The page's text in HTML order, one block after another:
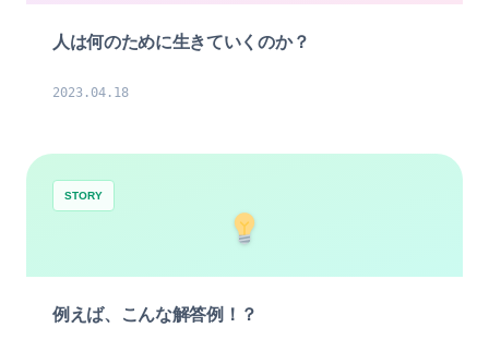
人は何のために生きていくのか？
2023.04.18
STORY
例えば、こんな解答例！？